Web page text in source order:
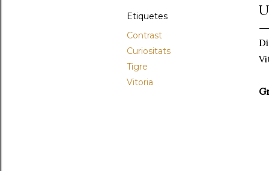
Etiquetes
Contrast
Curiositats
Tigre
Vitoria